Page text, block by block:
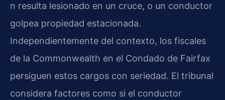
n resulta lesionado en un cruce, o un conductor
golpea propiedad estacionada.
Independientemente del contexto, los fiscales
de la Commonwealth en el Condado de Fairfax
persiguen estos cargos con seriedad. El tribunal
considera factores como si el conductor